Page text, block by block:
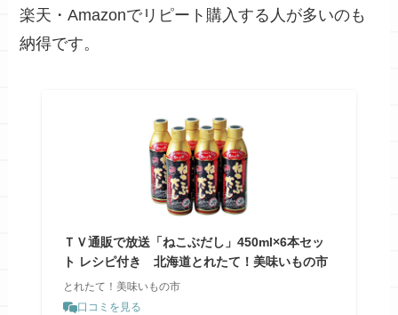
楽天・Amazonでリピート購入する人が多いのも
納得です。
ＴＶ通販で放送「ねこぶだし」450ml×6本セッ
ト レシピ付き 北海道とれたて！美味いもの市
とれたて！美味いもの市
口コミを見る